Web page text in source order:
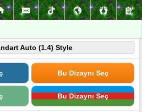
Auto (1.4) Style
Bu Dizaynı Seç
Bu Dizaynı Seç